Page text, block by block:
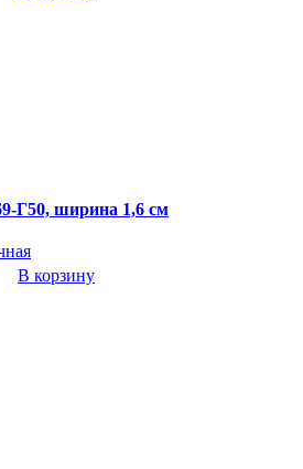
Г50, ширина 1,6 см
В корзину